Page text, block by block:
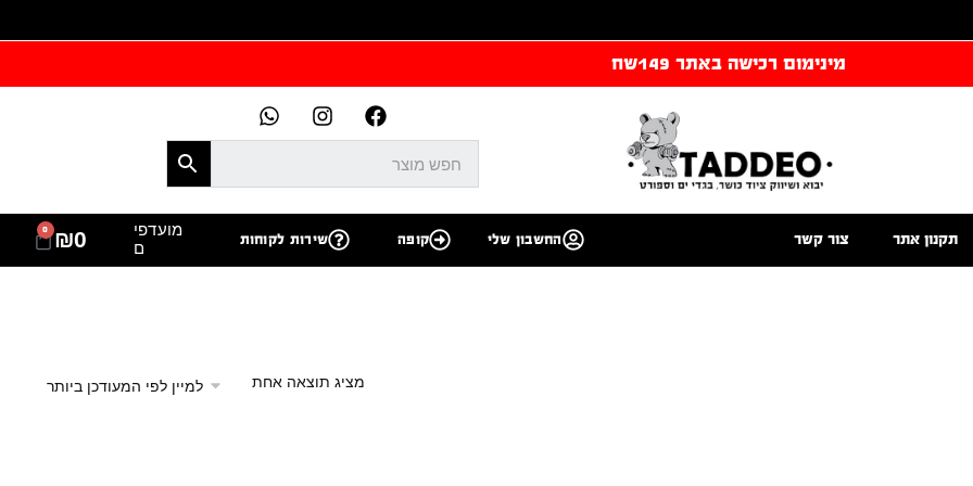
מינימום רכישה באתר 149שח
תקנון אתר צור קשר החשבון שלי קופה שירות לקוחות
מועדפי
ם
₪0
0
מציג תוצאה אחת